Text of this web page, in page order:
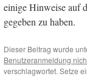
einige Hinweise auf
gegeben zu haben.
Dieser Beitrag wurde
Benutzeranmeldung
verschlagwortet. Setze